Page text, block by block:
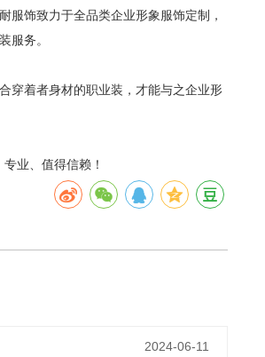
服饰致力于全品类企业形象服饰定制，
服务。
穿着者身材的职业装，才能与之企业形
专业、值得信赖！
2024-06-11